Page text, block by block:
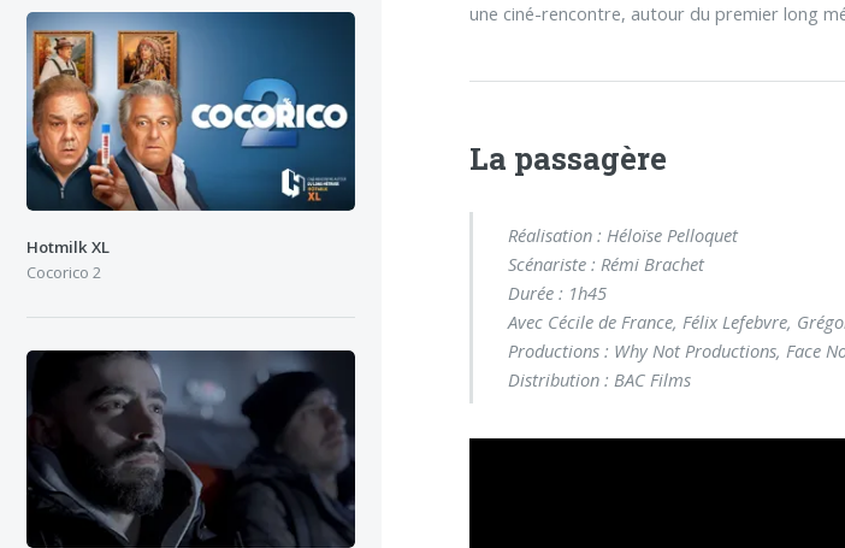
une ciné-rencontre, autour du premier long
La passagère
Réalisation : Héloïse Pelloquet
Scénariste : Rémi Brachet
Durée : 1h45
Avec Cécile de France, Félix Lefebvre,
Productions : Why Not Productions, Face
Distribution : BAC Films
Hotmilk XL
Cocorico 2